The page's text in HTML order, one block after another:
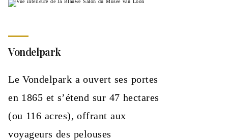
Vondelpark
Le Vondelpark a ouvert ses portes
en 1865 et s’étend sur 47 hectares
(ou 116 acres), offrant aux
voyageurs des pelouses